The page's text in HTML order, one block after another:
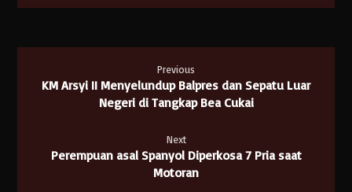
Previous
KM Arsyi II Menyelundup Balpres dan Sepatu Luar
Negeri di Tangkap Bea Cukai
Next
Perempuan asal Spanyol Diperkosa 7 Pria saat
Motoran